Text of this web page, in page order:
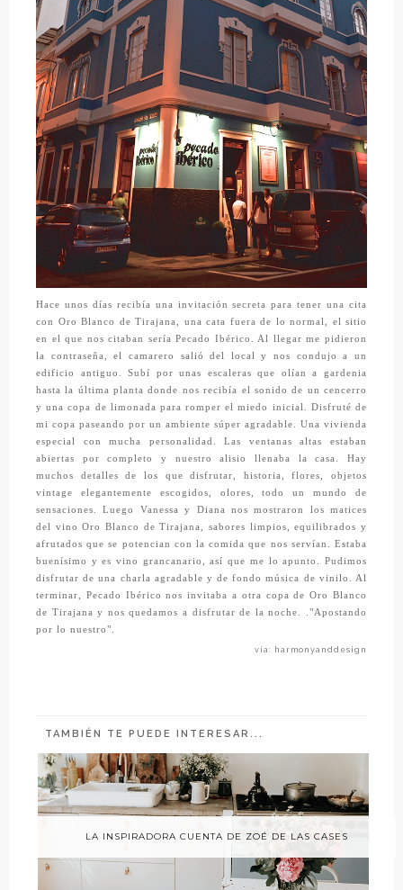
Hace unos días recibía una invitación secreta para tener una cita
con Oro Blanco de Tirajana,
una cata fuera de lo normal, el sitio
en el que nos citaban seríaPecado Ibérico.
Al llegar me pidieron
la contraseña, el camarero salió del local y nos condujo a un
edificio antiguo. Subí por unas escaleras que olían a gardenia
hasta la última planta donde nos recibía el sonido de un cencerro
y una copa de limonada para romper el miedo inicial. Disfruté de
mi copa paseando por un ambiente súper agradable. Una vivienda
especial con mucha personalidad. Las ventanas altas estaban
abiertas por completo y nuestro alisio llenaba la casa. Hay
muchos detalles de los que disfrutar, historia, flores, objetos
vintage elegantemente escogidos, olores, todo un mundo de
sensaciones. Luego Vanessa y Diana nos mostraron los matices
del vinoOro Blanco de Tirajana,
sabores limpios, equilibrados y
afrutados que se potencian con la comida que nos servían. Estaba
buenísimo y es vino grancanario, así que me lo apunto. Pudimos
disfrutar de una charla agradable y de fondo música de vinilo. Al
terminar, Pecado Ibérico nos invitaba a otra copa deOro Blanco
de Tirajana y nos quedamos a disfrutar de la noche. ."Apostando
por lo nuestro".
vía: harmonyanddesign
TAMBIÉN TE PUEDE INTERESAR...
LA INSPIRADORA CUENTA DE ZOÉ DE LAS CASES